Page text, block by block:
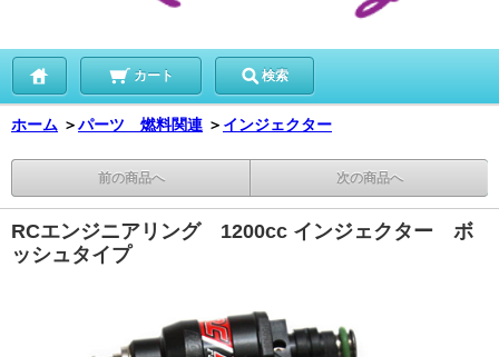
カート 検索
ホーム ＞パーツ 燃料関連 ＞ インジェクター
前の商品へ 次の商品へ
RCエンジニアリング 1200cc インジェクター ボ
ッシュタイプ